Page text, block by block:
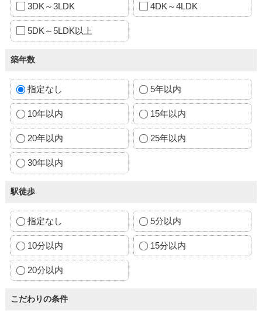
3DK～3LDK 4DK～4LDK
5DK～5LDK以上
築年数
指定なし 5年以内
10年以内 15年以内
20年以内 25年以内
30年以内
駅徒歩
指定なし 5分以内
10分以内 15分以内
20分以内
こだわりの条件